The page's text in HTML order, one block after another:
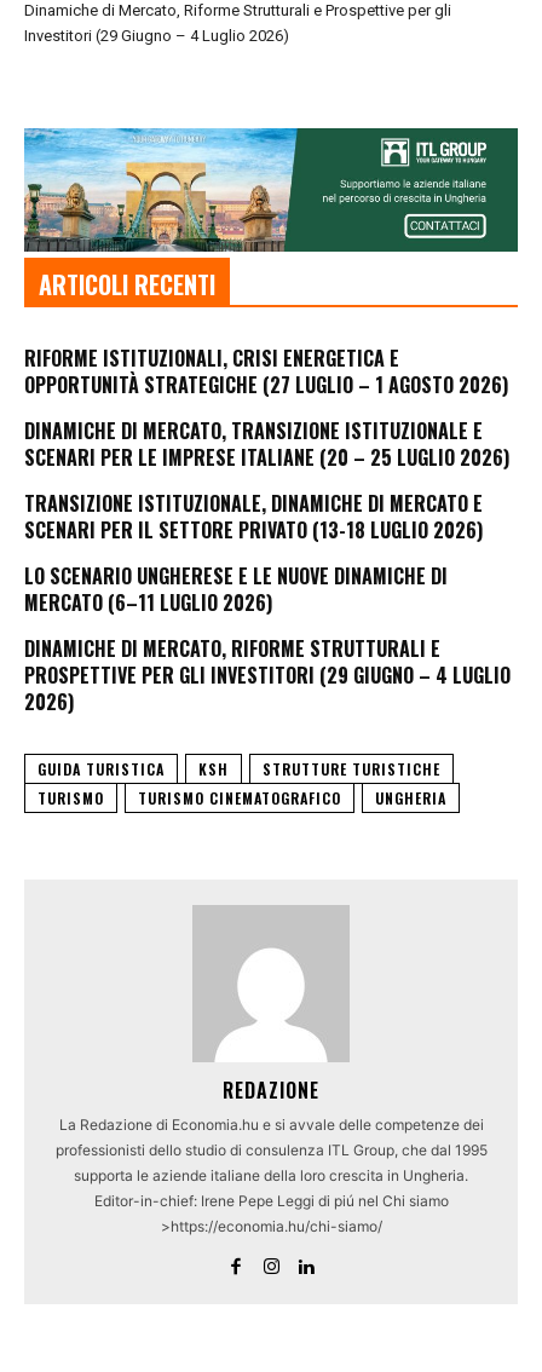
Dinamiche di Mercato, Riforme Strutturali e Prospettive per gli
Investitori (29 Giugno – 4 Luglio 2026)
ARTICOLI RECENTI
RIFORME ISTITUZIONALI, CRISI ENERGETICA E
OPPORTUNITÀ STRATEGICHE (27 LUGLIO – 1 AGOSTO 2026)
DINAMICHE DI MERCATO, TRANSIZIONE ISTITUZIONALE E
SCENARI PER LE IMPRESE ITALIANE (20 – 25 LUGLIO 2026)
TRANSIZIONE ISTITUZIONALE, DINAMICHE DI MERCATO E
SCENARI PER IL SETTORE PRIVATO (13-18 LUGLIO 2026)
LO SCENARIO UNGHERESE E LE NUOVE DINAMICHE DI
MERCATO (6–11 LUGLIO 2026)
DINAMICHE DI MERCATO, RIFORME STRUTTURALI E
PROSPETTIVE PER GLI INVESTITORI (29 GIUGNO – 4 LUGLIO
2026)
GUIDA TURISTICA KSH
STRUTTURE TURISTICHE
TURISMO
TURISMO CINEMATOGRAFICO UNGHERIA
REDAZIONE
La Redazione di Economia.hu e si avvale delle competenze dei
professionisti dello studio di consulenza ITL Group, che dal 1995
supporta le aziende italiane della loro crescita in Ungheria.
Editor-in-chief: Irene Pepe Leggi di piú nel Chi siamo
>https://economia.hu/chi-siamo/